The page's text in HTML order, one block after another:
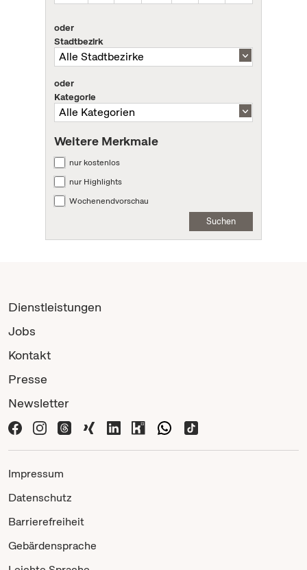
oder
Stadtbezirk
oder
Kategorie
Weitere Merkmale
nur kostenlos
nur Highlights
Wochenendvorschau
Suchen
Dienstleistungen
Jobs
Kontakt
Presse
Newsletter
Impressum
Datenschutz
Barrierefreiheit
Gebärdensprache